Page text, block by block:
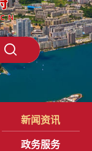
新闻资讯
政务服务